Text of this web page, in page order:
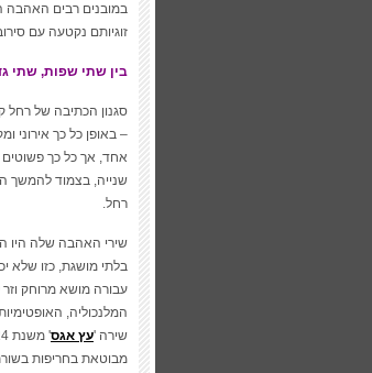
במובנים רבים האהבה
זוגיותם נקטעה עם
בין שתי שפות, שתי
סגנון הכתיבה של רחל
– באופן כל כך אירוני
אחד, אך כל כך פשוטים
שנייה, בצמוד להמשך
רחל.
שירי האהבה שלה היו
בלתי מושגת, כזו שלא
עבורה מושא מרוחק
המלנכוליה,
שירה 'עץ אגס
מבוטאת בחריפות